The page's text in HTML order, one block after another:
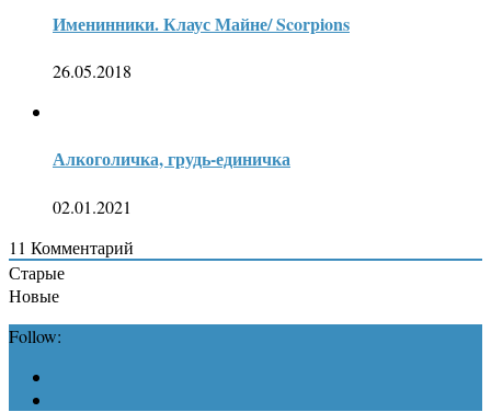
Именинники. Клаус Майне/ Scorpions
26.05.2018
Алкоголичка, грудь-единичка
02.01.2021
11 Комментарий
Старые
Новые
Follow: